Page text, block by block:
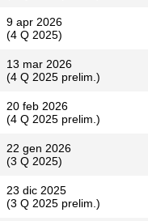
9 apr 2026
(4 Q 2025)
13 mar 2026
(4 Q 2025 prelim.)
20 feb 2026
(4 Q 2025 prelim.)
22 gen 2026
(3 Q 2025)
23 dic 2025
(3 Q 2025 prelim.)